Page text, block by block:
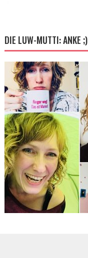
DIE LUW-MUTTI: ANKE ;)